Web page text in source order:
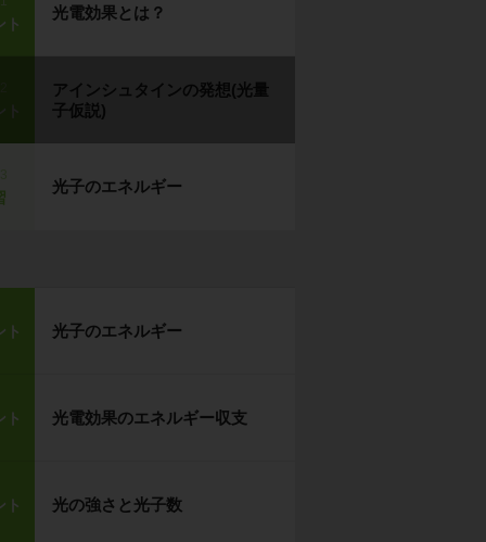
ト
光電効果とは？
ト
アインシュタインの発想(光量
子仮説)
光子のエネルギー
ト 光子のエネルギー
ト 光電効果のエネルギー収支
ト 光の強さと光子数